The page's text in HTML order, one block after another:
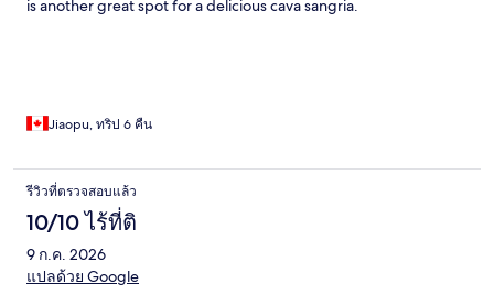
is another great spot for a delicious cava sangria.
Jiaopu, ทริป 6 คืน
รีวิวที่ตรวจสอบแล้ว
10/10 ไร้ที่ติ
9 ก.ค. 2026
แปลด้วย Google